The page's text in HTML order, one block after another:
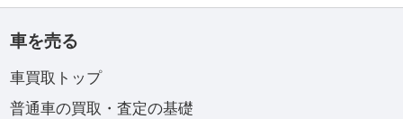
車を売る
車買取トップ
普通車の買取・査定の基礎